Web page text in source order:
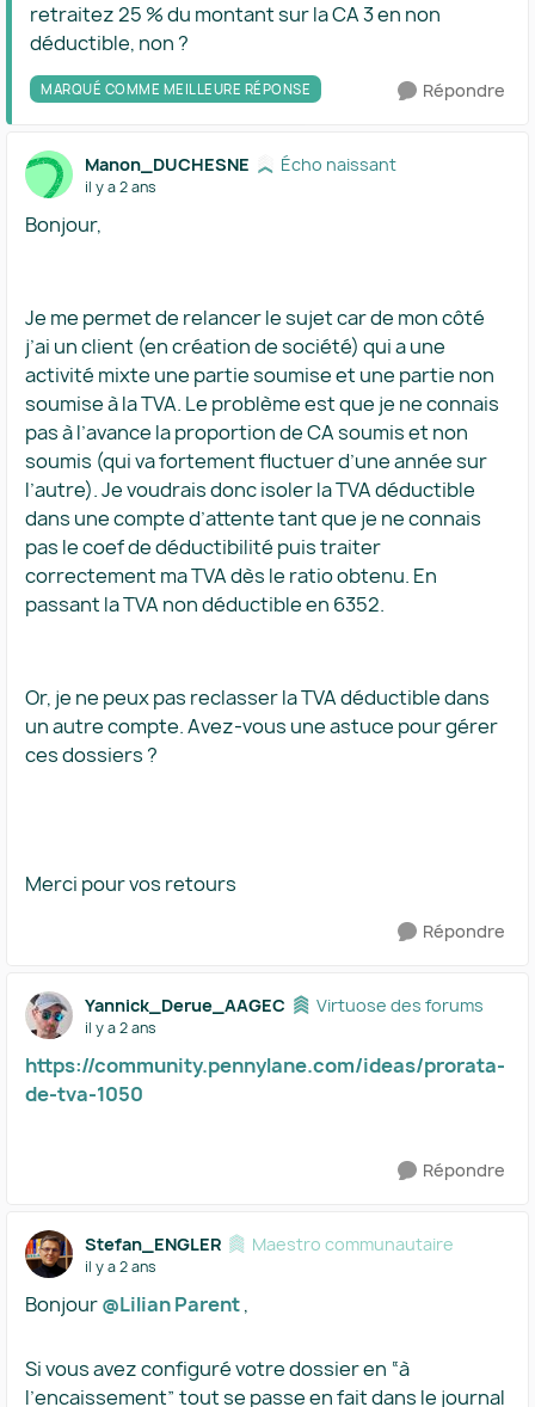
retraitez 25 % du montant sur la CA 3 en non
déductible, non ?
MARQUÉ COMME MEILLEURE RÉPONSE Répondre
Manon_DUCHESNE Écho naissant
il y a 2 ans
Bonjour,
Je me permet de relancer le sujet car de mon côté
j’ai un client (en création de société) qui a une
activité mixte une partie soumise et une partie non
soumise à la TVA. Le problème est que je ne connais
pas à l’avance la proportion de CA soumis et non
soumis (qui va fortement fluctuer d’une année sur
l’autre). Je voudrais donc isoler la TVA déductible
dans une compte d’attente tant que je ne connais
pas le coef de déductibilité puis traiter
correctement ma TVA dès le ratio obtenu. En
passant la TVA non déductible en 6352.
Or, je ne peux pas reclasser la TVA déductible dans
un autre compte. Avez-vous une astuce pour gérer
ces dossiers ?
Merci pour vos retours
Répondre
Yannick_Derue_AAGEC Virtuose des forums
il y a 2 ans
https://community.pennylane.com/ideas/prorata-
de-tva-1050
Répondre
Stefan_ENGLER Maestro communautaire
il y a 2 ans
Bonjour@Lilian Parent,
Si vous avez configuré votre dossier en “à
l’encaissement” tout se passe en fait dans le journal